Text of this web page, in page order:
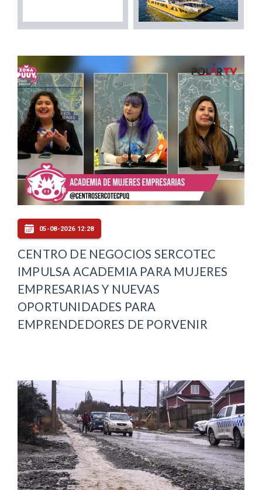
05-08-2026 12:28
CENTRO DE NEGOCIOS SERCOTEC
IMPULSA ACADEMIA PARA MUJERES
EMPRESARIAS Y NUEVAS
OPORTUNIDADES PARA
EMPRENDEDORES DE PORVENIR